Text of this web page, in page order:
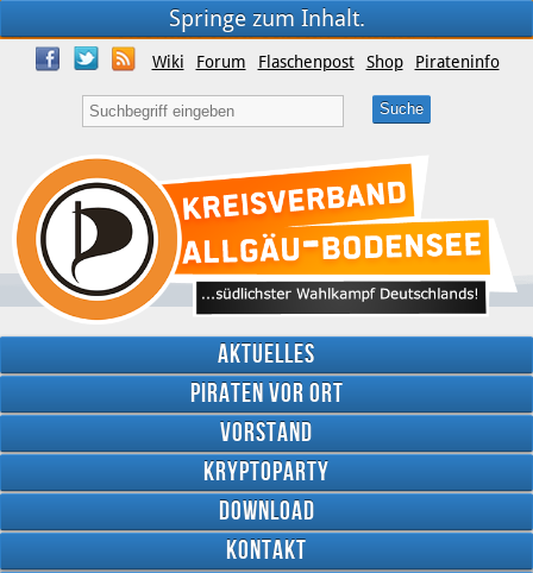
Springe zum Inhalt.
Wiki Forum Flaschenpost Shop Pirateninfo
Aktuelles
Piraten vor Ort
Vorstand
Kryptoparty
Download
Kontakt